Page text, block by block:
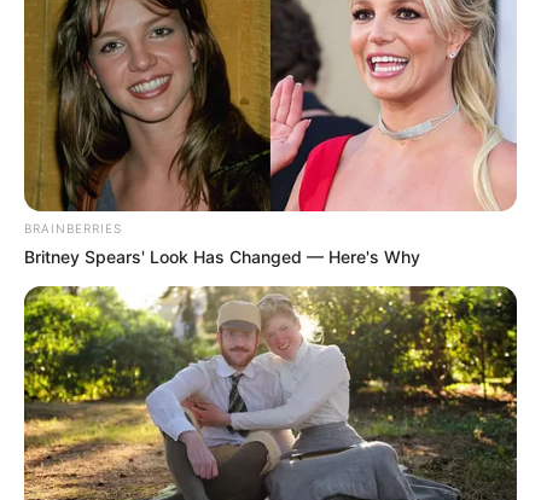
BRAINBERRIES
Britney Spears' Look Has Changed — Here's Why